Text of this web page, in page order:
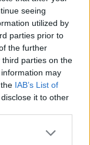
seeing
utilized by
parties prior to
the further
parties on the
may
IAB’s List of
it to other